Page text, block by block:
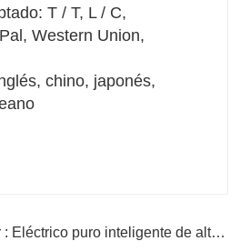
T / T, L / C,
Western Union,
chino, japonés,
Anterior entrada anterior : Eléctrico puro inteligente de alto rendimiento